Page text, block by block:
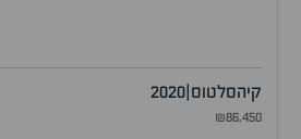
קיהסלטוס 2020
₪86,450